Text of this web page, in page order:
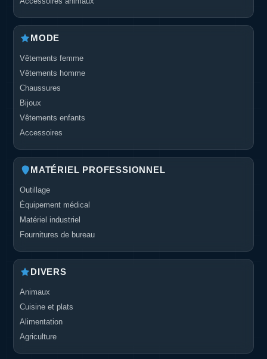
MODE
Vêtements femme
Vêtements homme
Chaussures
Bijoux
Vêtements enfants
Accessoires
MATÉRIEL PROFESSIONNEL
Outillage
Équipement médical
Matériel industriel
Fournitures de bureau
DIVERS
Animaux
Cuisine et plats
Alimentation
Agriculture